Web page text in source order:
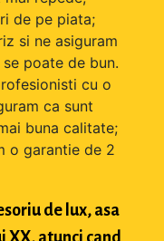
de pe piata;
si ne asiguram
poate de bun.
cu o
ca sunt
buna calitate;
o garantie de 2
de lux, asa